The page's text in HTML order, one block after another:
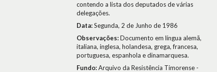
contendo a lista dos deputados de várias
delegações.
Data:Segunda, 2 de Junho de 1986
Observações:Documento em língua alemã,
italiana, inglesa, holandesa, grega, francesa,
portuguesa, espanhola e dinamarquesa.
Fundo:Arquivo da Resistência Timorense -